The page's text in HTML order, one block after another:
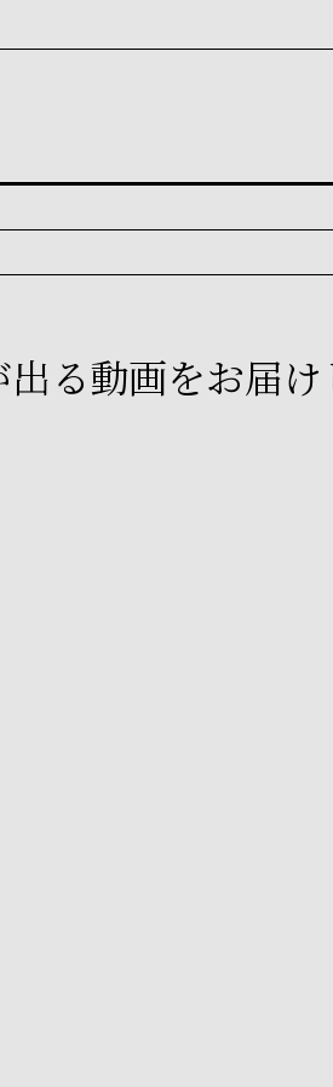
る動画をお届け